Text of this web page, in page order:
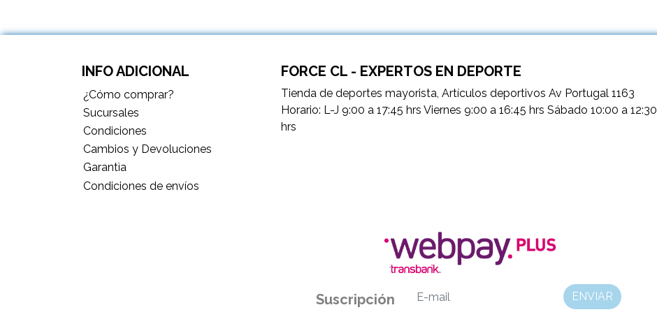
INFO ADICIONAL
¿Cómo comprar?
Sucursales
Condiciones
Cambios y Devoluciones
Garantìa
Condiciones de envíos
FORCE CL - EXPERTOS EN DEPORTE
Tienda de deportes mayorista, Artículos deportivos Av Portugal 1163
Horario: L-J 9:00 a 17:45 hrs Viernes 9:00 a 16:45 hrs Sábado 10:00 a 12:30
hrs
Suscripción ENVIAR